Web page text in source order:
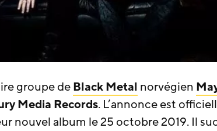
groupe deBlack Metal norvégien
Media Records. L’annonce est
nouvel album le 25 octobre 2019. Il